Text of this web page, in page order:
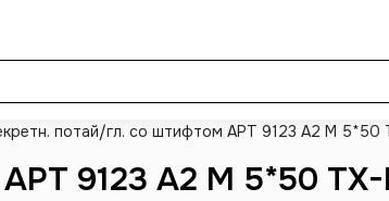
потай/гл. со штифтом АРТ 9123 А2 M 5*50
9123 А2 M 5*50 TX-